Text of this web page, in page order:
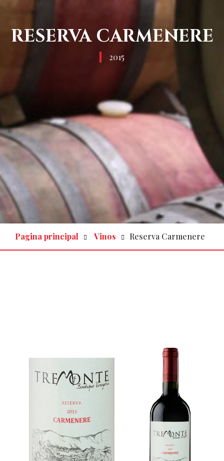
RESERVA CARMENERE
2015
Pagina principal Vinos Reserva Carmenere